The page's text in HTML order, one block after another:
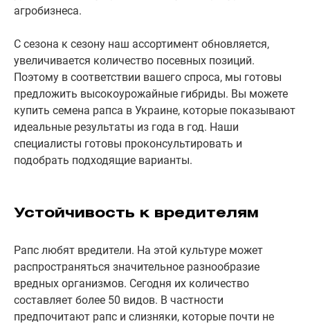
агробизнеса.
С сезона к сезону наш ассортимент обновляется,
увеличивается количество посевных позиций.
Поэтому в соответствии вашего спроса, мы готовы
предложить высокоурожайные гибриды. Вы можете
купить семена рапса в Украине, которые показывают
идеальные результаты из года в год. Наши
специалисты готовы проконсультировать и
подобрать подходящие варианты.
Устойчивость к вредителям
Рапс любят вредители. На этой культуре может
распространяться значительное разнообразие
вредных организмов. Сегодня их количество
составляет более 50 видов. В частности
предпочитают рапс и слизняки, которые почти не